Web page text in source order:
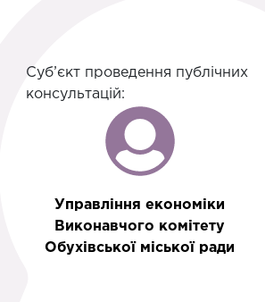
Суб’єкт проведення публічних
консультацій:
Управління економіки
Виконавчого комітету
Обухівської міської ради